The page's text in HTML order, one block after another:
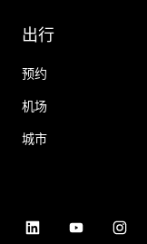
出行
预约
机场
城市